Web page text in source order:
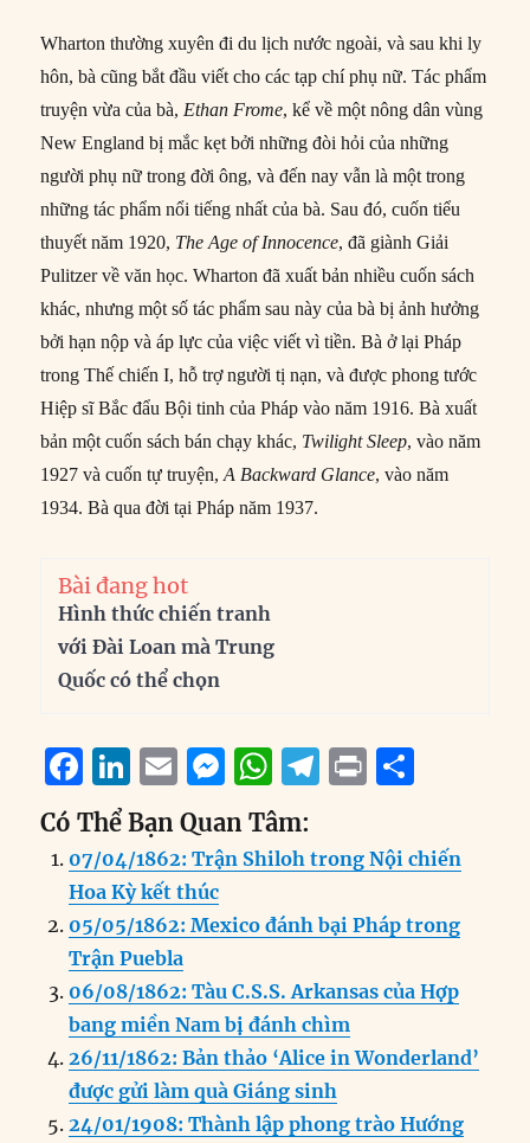
Wharton thường xuyên đi du lịch nước ngoài, và sau khi ly
hôn, bà cũng bắt đầu viết cho các tạp chí phụ nữ. Tác phẩm
truyện vừa của bà, Ethan Frome, kể về một nông dân vùng
New England bị mắc kẹt bởi những đòi hỏi của những
người phụ nữ trong đời ông, và đến nay vẫn là một trong
những tác phẩm nổi tiếng nhất của bà. Sau đó, cuốn tiểu
thuyết năm 1920, The Age of Innocence, đã giành Giải
Pulitzer về văn học. Wharton đã xuất bản nhiều cuốn sách
khác, nhưng một số tác phẩm sau này của bà bị ảnh hưởng
bởi hạn nộp và áp lực của việc viết vì tiền. Bà ở lại Pháp
trong Thế chiến I, hỗ trợ người tị nạn, và được phong tước
Hiệp sĩ Bắc đẩu Bội tinh của Pháp vào năm 1916. Bà xuất
bản một cuốn sách bán chạy khác, Twilight Sleep, vào năm
1927 và cuốn tự truyện,A Backward Glance, vào năm
1934. Bà qua đời tại Pháp năm 1937.
Bài đang hot
Hình thức chiến tranh
với Đài Loan mà Trung
Quốc có thể chọn
F
a
c
e
b
o
o
k
Li
n
k
e
d
I
n
E
m
ai
l
M
e
ss
e
n
er
W
h
at
s
A
p
T
e
g
r
m
P
n
t
a
re
Có Thể Bạn Quan Tâm:
07/04/1862: Trận Shiloh trong Nội chiến
Hoa Kỳ kết thúc
05/05/1862: Mexico đánh bại Pháp trong
Trận Puebla
06/08/1862: Tàu C.S.S. Arkansas của Hợp
bang miền Nam bị đánh chìm
26/11/1862: Bản thảo ‘Alice in Wonderland’
được gửi làm quà Giáng sinh
24/01/1908: Thành lập phong trào Hướng